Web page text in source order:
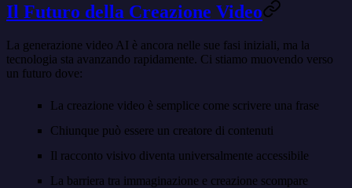
Il Futuro della Creazione Video
La generazione video AI è ancora nelle sue fasi iniziali, ma la
tecnologia sta avanzando rapidamente. Ci stiamo muovendo verso
un futuro dove:
La creazione video è semplice come scrivere una frase
Chiunque può essere un creatore di contenuti
Il racconto visivo diventa universalmente accessibile
La barriera tra immaginazione e creazione scompare